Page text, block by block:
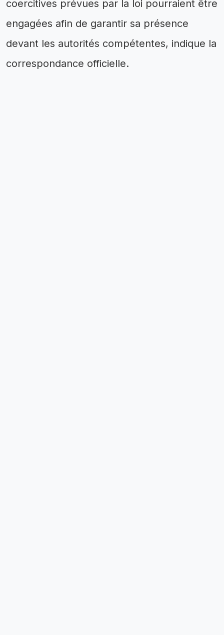
coercitives prévues par la loi pourraient être
engagées afin de garantir sa présence
devant les autorités compétentes, indique la
correspondance officielle.